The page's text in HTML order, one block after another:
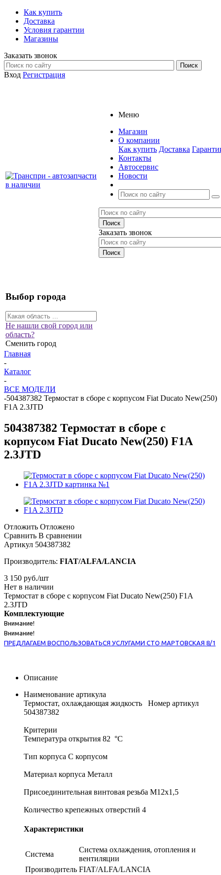
Как купить
Доставка
Условия гарантии
Магазины
Заказать звонок
Вход Регистрация
Меню
Магазин
О компании
Как купить Доставка
Контакты
Автосервис
Новости
Заказать звонок
Выбор города
Не нашли свой город или
область?
Сменить город
Главная
-
Каталог
-
ВСЕ МОДЕЛИ
-504387382 Термостат в сборе с корпусом Fiat Ducato New(250)
F1A 2.3JTD
504387382 Термостат в сборе с
корпусом Fiat Ducato New(250) F1A
2.3JTD
Отложить Отложено
Сравнить В сравнении
Артикул 504387382
Производитель: FIAT/ALFA/LANCIA
3 150 руб./шт
Нет в наличии
Термостат в сборе с корпусом Fiat Ducato New(250) F1A
2.3JTD
Комплектующие
Внимание!
Внимание!
ПРЕДЛАГАЕМ ВОСПОЛЬЗОВАТЬСЯ УСЛУГАМИ СТО МАРТОВСКАЯ 8/1
Описание
Наименование артикула
Термостат, охлаждающая жидкость Номер артикул
504387382
Критерии
Температура открытия 82 °С
Тип корпуса C корпусом
Материал корпуса Металл
Присоединительная винтовая резьба M12x1,5
Количество крепежных отверстий 4
Характеристики
Система
Система охлаждения, отопления и
вентиляции
Производитель FIAT/ALFA/LANCIA